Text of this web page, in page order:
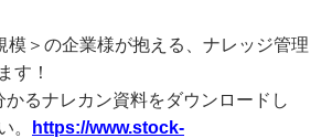
模＞の企業様が抱える、ナレッジ管理
す！
るナレカン資料をダウンロードし
。
https://www.stock-